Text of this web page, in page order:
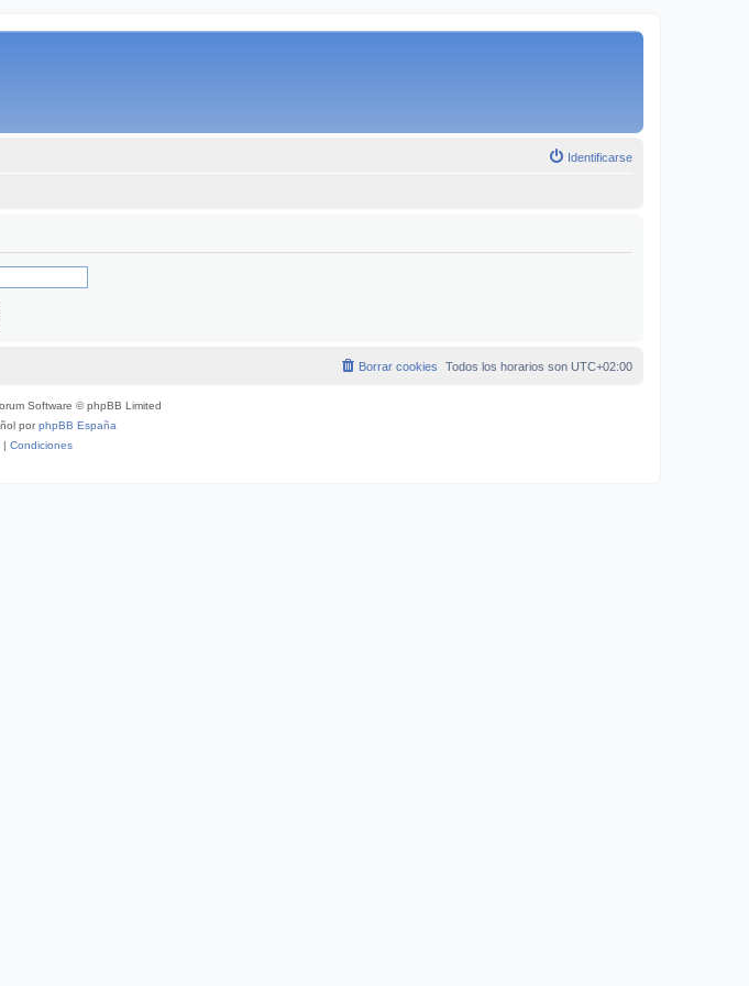
Identificarse
Todos los horarios son UTC+02:00
Borrar cookies
Software © phpBB Limited
porphpBB España
| Condiciones